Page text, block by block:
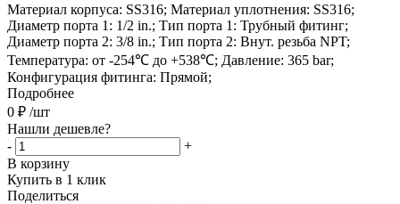
Материал корпуса: SS316; Материал уплотнения: SS316;
Диаметр порта 1: 1/2 in.; Тип порта 1: Трубный фитинг;
Диаметр порта 2: 3/8 in.; Тип порта 2: Внут. резьба NPT;
Температура: от -254℃ до +538℃; Давление: 365 bar;
Конфигурация фитинга: Прямой;
Подробнее
0 ₽ /шт
Нашли дешевле?
-
+
В корзину
Купить в 1 клик
Поделиться